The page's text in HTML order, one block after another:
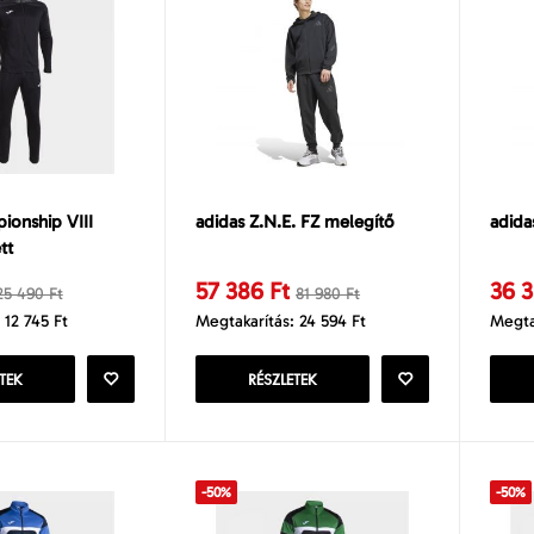
VIII
490 Ft
745 Ft
adidas Z.N.E. FZ melegítő
57 386 Ft 81 980 Ft
Megtakarítás: 24 594 Ft
RÉSZLETEK
36
-50% -50%